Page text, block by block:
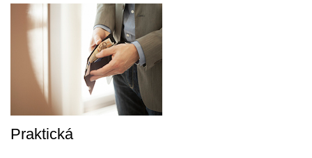
Praktická